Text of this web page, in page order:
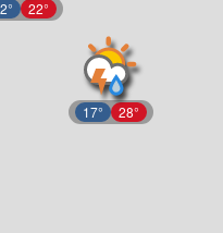
17° 28°
22°